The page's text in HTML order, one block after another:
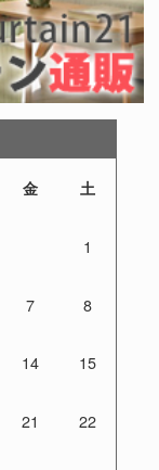
金 土
1
7 8
14 15
21 22